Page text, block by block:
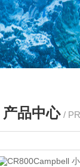
产品中心 /